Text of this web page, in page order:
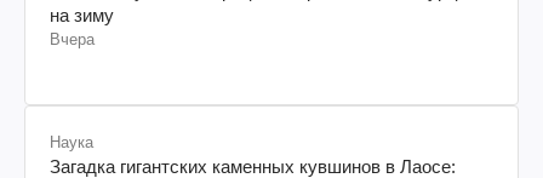
на зиму
Вчера
Наука
Загадка гигантских каменных кувшинов в Лаосе: